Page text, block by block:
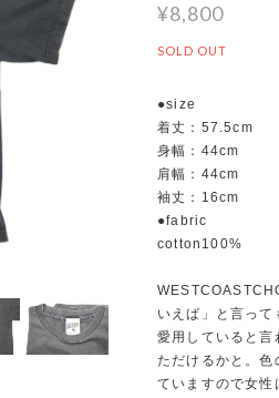
¥8,800
SOLD OUT
●size
着丈：57.5cm
身幅：44cm
肩幅：44cm
袖丈：16cm
●fabric
cotton100%
いえば」と言って
愛用していると
ただけるかと。色
ていますので女性